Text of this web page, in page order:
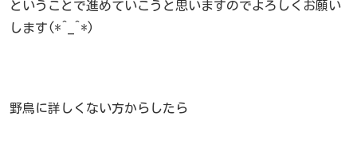
ということで進めていこうと思いますのでよろしくお願い
します(*^_^*)
野鳥に詳しくない方からしたら